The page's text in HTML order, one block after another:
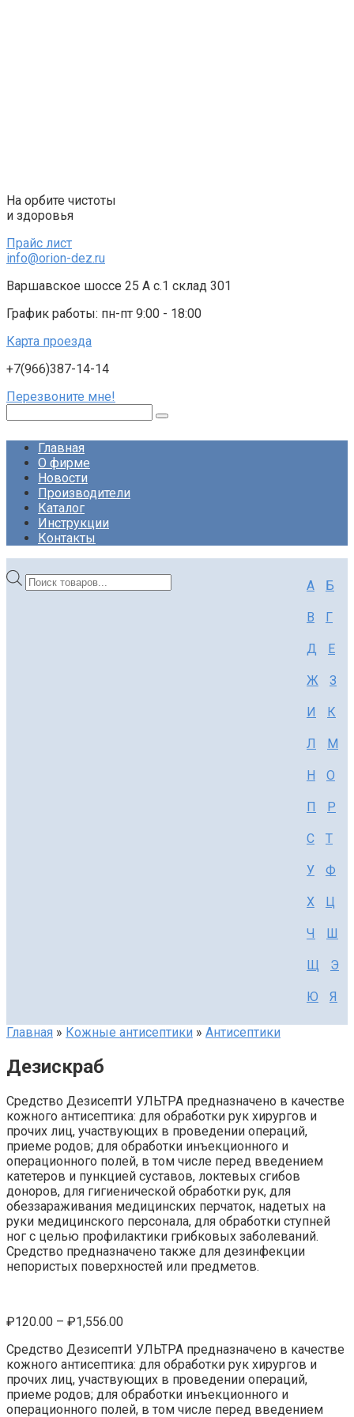
На орбите чистоты
и здоровья
Прайс лист
info@orion-dez.ru
Варшавское шоссе 25 А с.1 склад 301
График работы: пн-пт 9:00 - 18:00
Карта проезда
+7(966)387-14-14
Перезвоните мне!
Главная
О фирме
Новости
Производители
Каталог
Инструкции
Контакты
Поиск
товаров
А Б
В Г
Д Е
Ж З
И К
Л М
Н О
П Р
С Т
У Ф
Х Ц
Ч Ш
Щ Э
Ю Я
Главная » Кожные антисептики » Антисептики
Дезискраб
Средство ДезисептИ УЛЬТРА предназначено в качестве
кожного антисептика: для обработки рук хирургов и
прочих лиц, участвующих в проведении операций,
приеме родов; для обработки инъекционного и
операционного полей, в том числе перед введением
катетеров и пункцией суставов, локтевых сгибов
доноров, для гигиенической обработки рук, для
обеззараживания медицинских перчаток, надетых на
руки медицинского персонала, для обработки ступней
ног с целью профилактики грибковых заболеваний.
Средство предназначено также для дезинфекции
непористых поверхностей или предметов.
₽120.00 – ₽1,556.00
Средство ДезисептИ УЛЬТРА предназначено в качестве
кожного антисептика: для обработки рук хирургов и
прочих лиц, участвующих в проведении операций,
приеме родов; для обработки инъекционного и
операционного полей, в том числе перед введением